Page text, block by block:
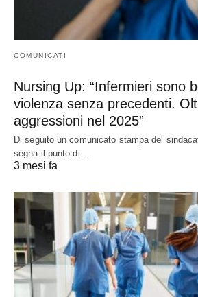
COMUNICATI
Nursing Up: “Infermieri sono
violenza senza precedenti.
aggressioni nel 2025”
Di seguito un comunicato stampa del
segna il punto di…
3 mesi fa